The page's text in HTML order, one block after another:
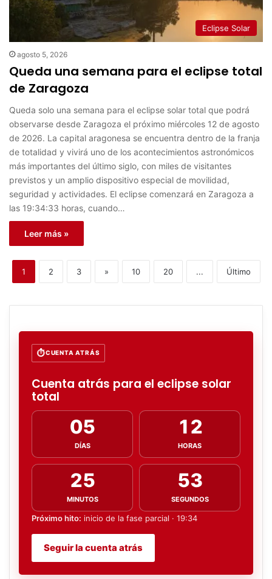
Eclipse Solar
agosto 5, 2026
Queda una semana para el eclipse total
de Zaragoza
Queda solo una semana para el eclipse solar total que podrá
observarse desde Zaragoza el próximo miércoles 12 de agosto
de 2026. La capital aragonesa se encuentra dentro de la franja
de totalidad y vivirá uno de los acontecimientos astronómicos
más importantes del último siglo, con miles de visitantes
previstos y un amplio dispositivo especial de movilidad,
seguridad y actividades. El eclipse comenzará en Zaragoza a
las 19:34:33 horas, cuando…
Leer más »
1 2 3 » 10 20 ... Último
CUENTA ATRÁS
Cuenta atrás para el eclipse solar
total
05
DÍAS
12
HORAS
25
MINUTOS
51
SEGUNDOS
Próximo hito: inicio de la fase parcial · 19:34
Seguir la cuenta atrás